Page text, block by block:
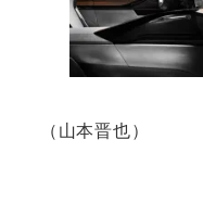
（山本晋也）